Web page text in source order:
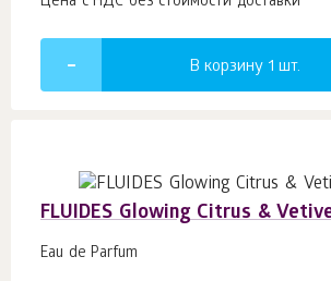
В корзину 1 шт.
FLUIDES Glowing Citrus &
Eau de Parfum